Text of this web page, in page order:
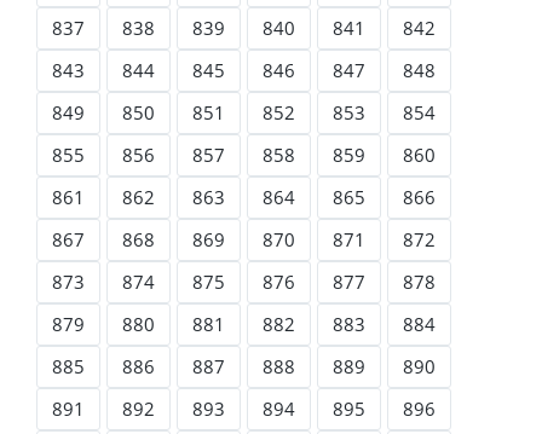
837
838 839 840 841
842
843
844 845 846 847
848
849
850 851 852 853
854
855
856 857 858 859
860
861
862 863 864 865
866
867
868 869 870 871
872
873
874 875 876 877
878
879
880 881 882 883
884
885
886 887 888 889
890
891
892 893 894 895
896